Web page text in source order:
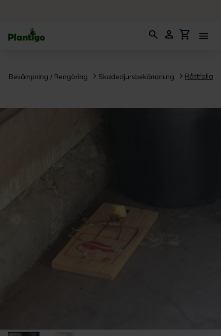
search person shopping_cart menu
Bekämpning / Rengöring Skadedjursbekämpning Råttfälla